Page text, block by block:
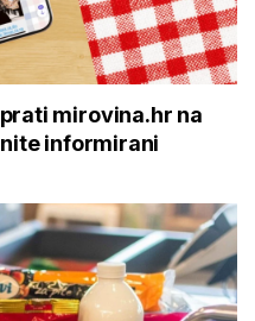
mirovina.hr na
informirani